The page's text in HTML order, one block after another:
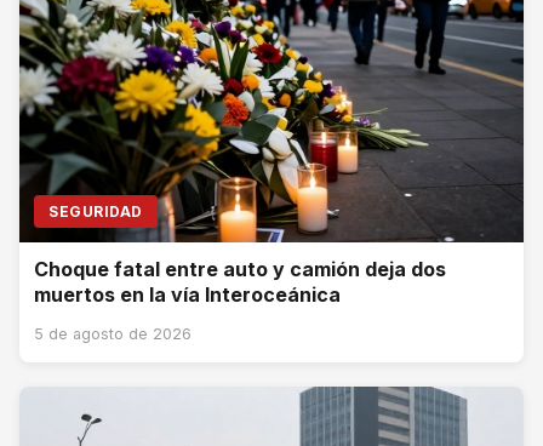
SEGURIDAD
Choque fatal entre auto y camión deja dos
muertos en la vía Interoceánica
5 de agosto de 2026